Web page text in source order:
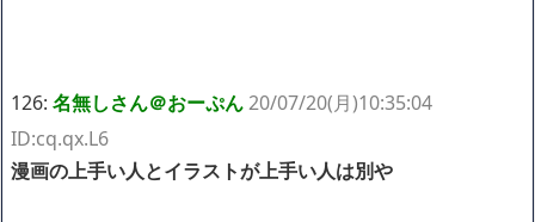
126: 名無しさん＠おーぷん20/07/20(月)10:35:04
ID:cq.qx.L6
漫画の上手い人とイラストが上手い人は別や